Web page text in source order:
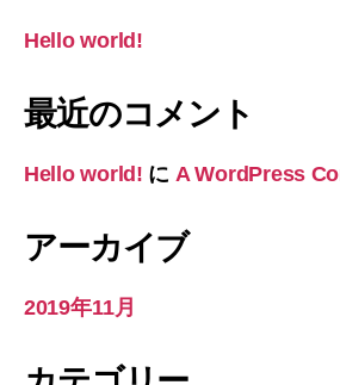
Hello world!
最近のコメント
Hello world! に A WordPress
アーカイブ
2019年11月